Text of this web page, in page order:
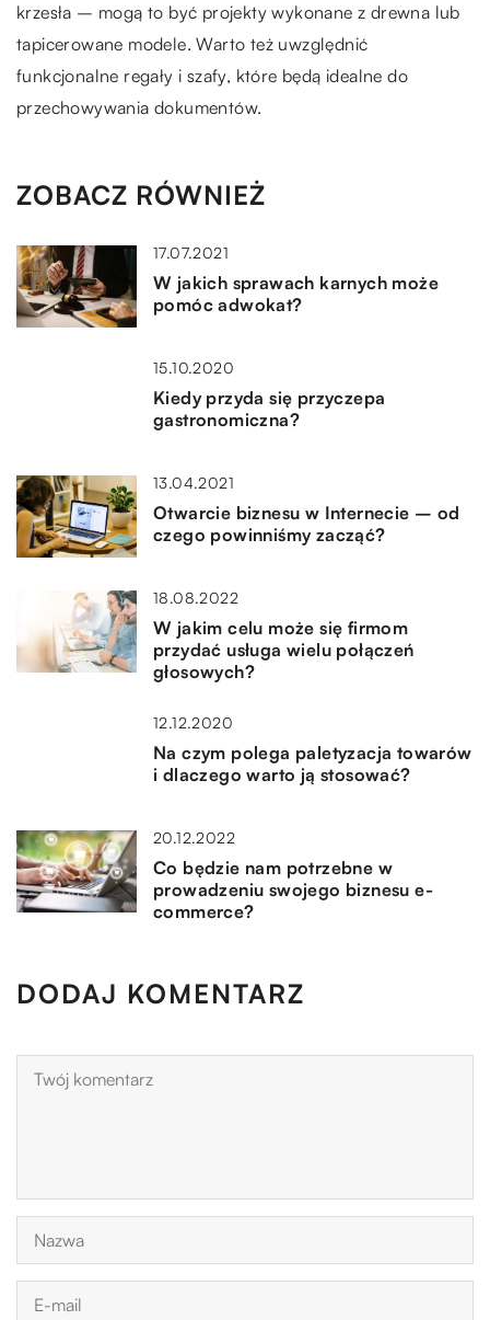
krzesła – mogą to być projekty wykonane z drewna lub
tapicerowane modele. Warto też uwzględnić
funkcjonalne regały i szafy, które będą idealne do
przechowywania dokumentów.
ZOBACZ RÓWNIEŻ
17.07.2021
W jakich sprawach karnych może
pomóc adwokat?
15.10.2020
Kiedy przyda się przyczepa
gastronomiczna?
13.04.2021
Otwarcie biznesu w Internecie – od
czego powinniśmy zacząć?
18.08.2022
W jakim celu może się firmom
przydać usługa wielu połączeń
głosowych?
12.12.2020
Na czym polega paletyzacja towarów
i dlaczego warto ją stosować?
20.12.2022
Co będzie nam potrzebne w
prowadzeniu swojego biznesu e-
commerce?
DODAJ KOMENTARZ